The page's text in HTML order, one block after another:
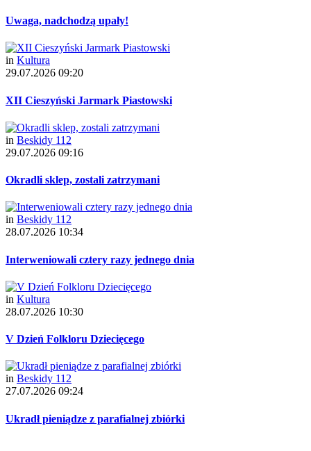
Uwaga, nadchodzą upały!
in Kultura
29.07.2026 09:20
XII Cieszyński Jarmark Piastowski
in Beskidy 112
29.07.2026 09:16
Okradli sklep, zostali zatrzymani
in Beskidy 112
28.07.2026 10:34
Interweniowali cztery razy jednego dnia
in Kultura
28.07.2026 10:30
V Dzień Folkloru Dziecięcego
in Beskidy 112
27.07.2026 09:24
Ukradł pieniądze z parafialnej zbiórki